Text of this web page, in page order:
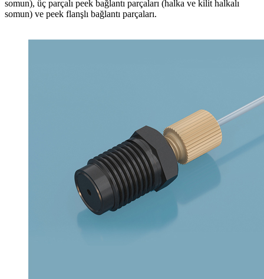
somun), üç parçalı peek bağlantı parçaları (halka ve kilit halkalı
somun) ve peek flanşlı bağlantı parçaları.